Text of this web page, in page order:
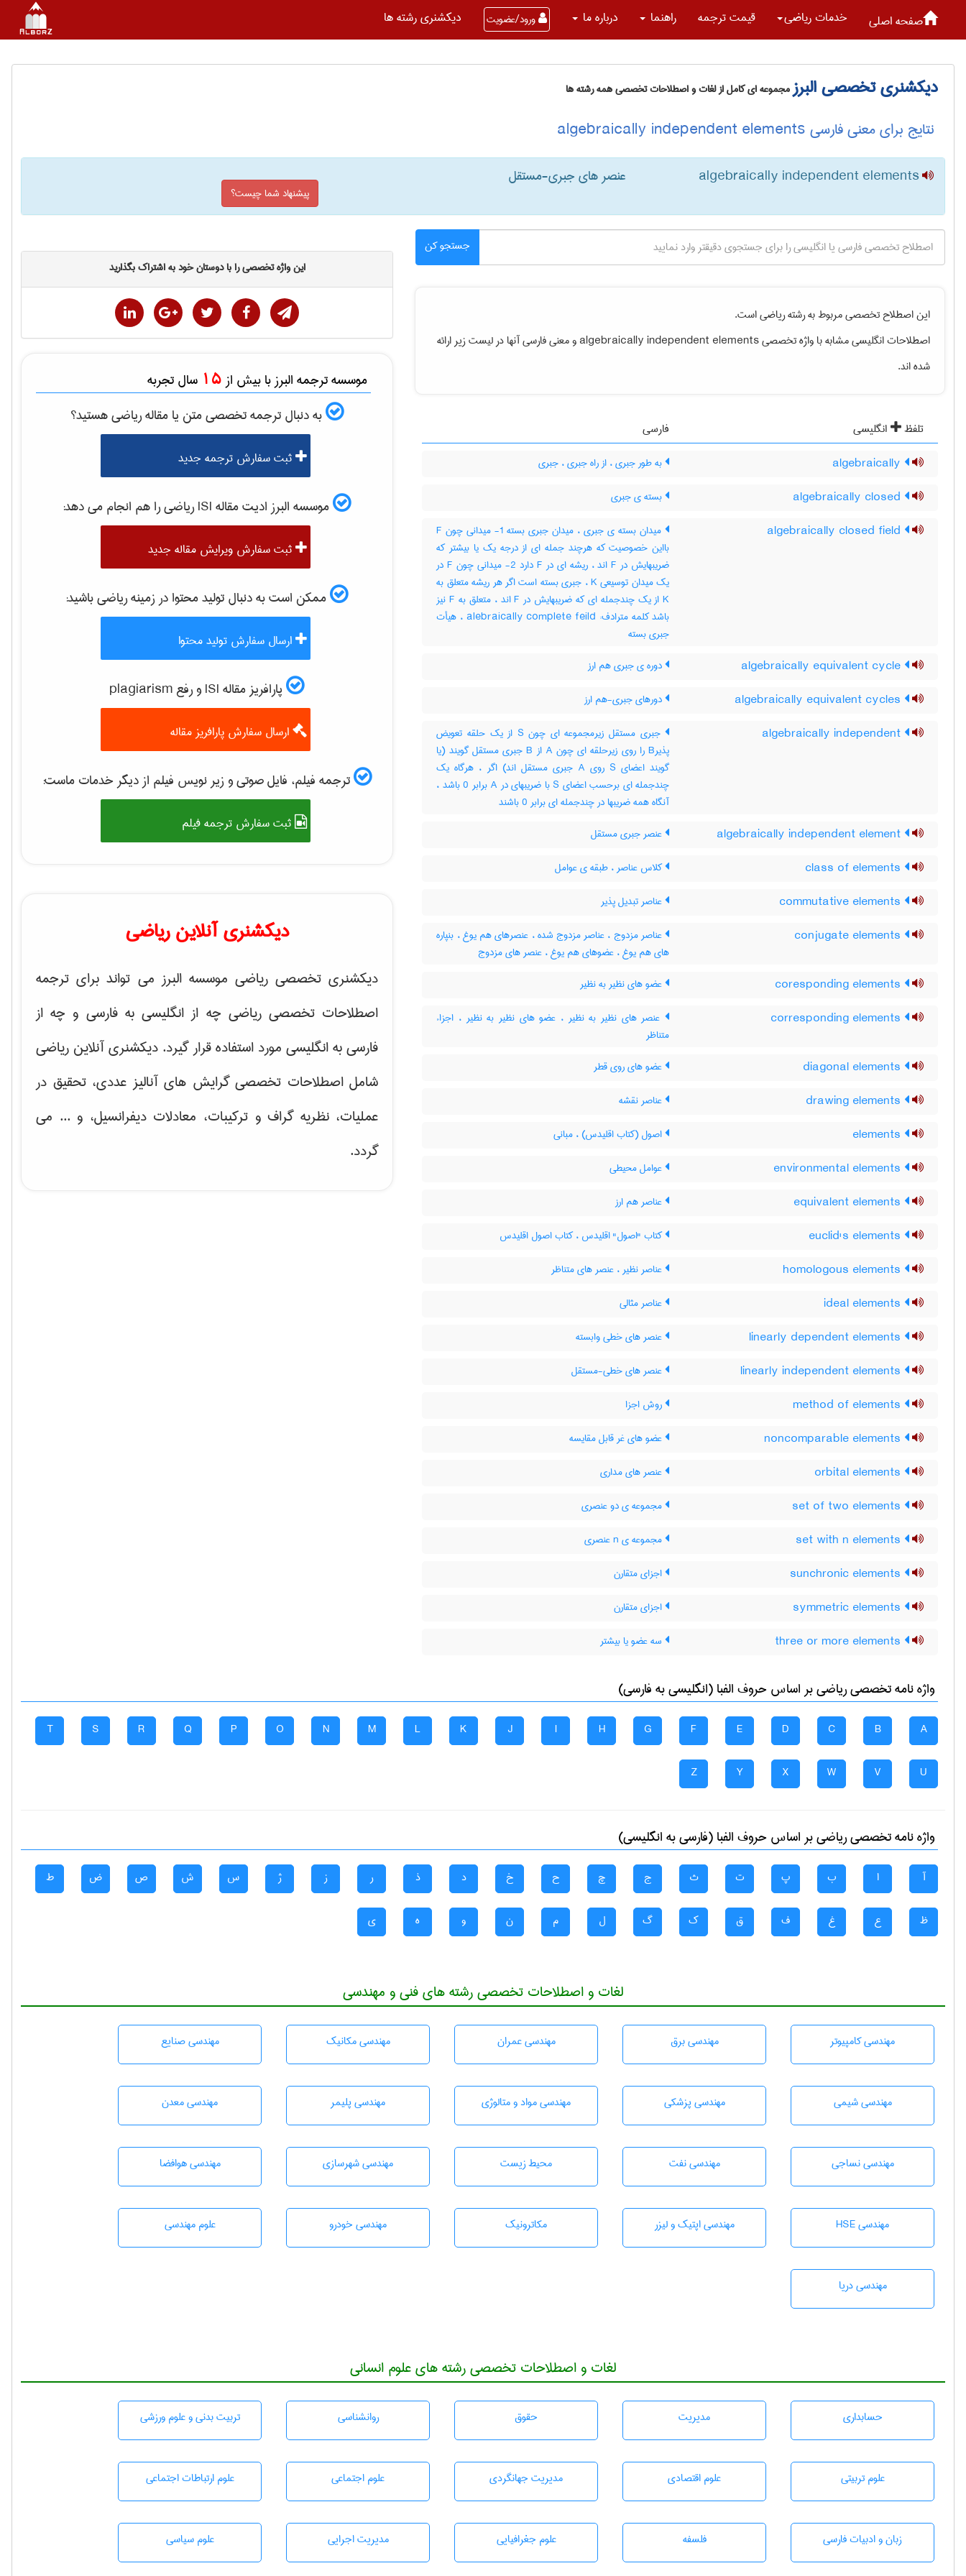
صفحه اصلی خدمات رياضی قیمت ترجمه راهنما درباره ما ورود/عضویت دیکشنری رشته ها
دیکشنری تخصصی البرزمجموعه ای کامل از لغات و اصطلاحات تخصصی همه رشته ها
نتایج برای معنی فارسی algebraically independent elements
algebraically independent elements عنصر های جبری-مستقل
پیشنهاد شما چیست؟
جستجو کن
این اصطلاح تخصصی مربوط به رشتهرياضیاست.
اصطلاحات انگلیسی مشابه با واژه تخصصیalgebraically independent elementsو معنی فارسی آنها در لیست زیر ارائه
شده اند.
تلفظ انگلیسی
فارسی
به طور جبری ، از راه جبری ، جبری
بسته ی جبری
میدان بسته ی جبری ، میدان جبری بسته 1- میدانی چون F
بااین خصوصیت که هرچند جمله ای از درجه یک یا بیشتر که
ضریبهایش در F اند ، ریشه ای در F دارد 2- میدانی چون F در
یک میدان توسیعی K ، جبری بسته است اگر هر ریشه متعلق به
K از یک چندجمله ای که ضریبهایش در F اند ، متعلق به F نیز
باشد کلمه مترادف: alebraically complete feild ، هیأت
جبری بسته
دوره ی جبری هم ارز
دورهای جبری-هم ارز
جبری مستقل زیرمجموعه ای چون S از یک حلقه تعویض
پذیرB را روی زیرحلقه ای چون A از B جبری مستقل گویند (یا
گویند اعضای S روی A جبری مستقل اند) اگر ، هرگاه یک
چندجمله ای برحسب اعضای S با ضریبهای در A برابر 0 باشد ،
آنگاه همه ضریبها در چندجمله ای برابر 0 باشند
عنصر جبری مستقل
کلاس عناصر ، طبقه ی عوامل
عناصر تبدیل پذیر
عناصر مزدوج ، عناصر مزدوج شده ، عنصرهای هم یوغ ، بنپاره
های هم یوغ ، عضوهای هم یوغ ، عنصر های مزدوج
عضو های نظیر به نظیر
عنصر های نظیر به نظیر ، عضو های نظیر به نظیر ، اجزاء
متناظر
عضو های روی قطر
عناصر نقشه
اصول (کتاب اقلیدس) ، مبانی
عوامل محیطی
عناصر هم ارز
کتاب "اصول" اقلیدس ، کتاب اصول اقلیدس
عناصر نظیر ، عنصر های متناظر
عناصر مثالی
عنصر های خطی وابسته
عنصر های خطی-مستقل
روش اجزا
عضو های غر قابل مقایسه
عنصر های مداری
مجموعه ی دو عنصری
مجموعه ی n عنصری
اجزای متقارن
اجزای متقارن
سه عضو یا بیشتر
این واژه تخصصی را با دوستان خود به اشتراک بگذارید
موسسه ترجمه البرز با بیش از 15 سال تجربه
به دنبال ترجمه تخصصی متن یا مقالهرياضیهستید؟
ثبت سفارش ترجمه جدید
موسسه البرز ادیت مقاله ISI رياضیرا هم انجام می دهد:
ثبت سفارش ویرایش مقاله جدید
ممکن است به دنبال تولید محتوا در زمینهرياضیباشید:
ارسال سفارش تولید محتوا
پارافریز مقاله ISI و رفع plagiarism
ارسال سفارش پارافریز مقاله
ترجمه فیلم، فایل صوتی و زیر نویس فیلم از دیگر خدمات ماست:
ثبت سفارش ترجمه فیلم
دیکشنری آنلاین ریاضی
دیکشنری تخصصی ریاضی موسسه البرز می تواند برای ترجمه
اصطلاحات تخصصی ریاضی چه از انگلیسی به فارسی و چه از
فارسی به انگلیسی مورد استفاده قرار گیرد. دیکشنری آنلاین ریاضی
شامل اصطلاحات تخصصی گرایش هایآنالیز عددی، تحقیق در
عملیات، نظریه گراف و تركیبات، معادلات دیفرانسیل، و ... می
گردد.
واژه نامه تخصصیرياضیبر اساس حروف الفبا (انگلیسی به فارسی)
A
B
C
D
E
F
G
H
I
J
K
L
M
N
O
P
Q
R
S
T
U
V
W
X
Y
Z
واژه نامه تخصصیرياضیبر اساس حروف الفبا (فارسی به انگلیسی)
آ ا ب پ ت ث ج چ ح خ د ذ ر ز ژ س ش ص ض ط
ظ ع غ ف ق ک گ ل م ن و ه ی
لغات و اصطلاحات تخصصی رشته های فنی و مهندسی
مهندسی كامپيوتر مهندسی برق مهندسی عمران مهندسی مکانیک مهندسی صنايع
مهندسي شيمی مهندسی پزشکی مهندسی مواد و متالوژی مهندسی پليمر مهندسی معدن
مهندسي نساجی مهندسی نفت محيط زيست مهندسی شهرسازی مهندسی هوافضا
مهندسی HSE مهندسی اپتیک و لیزر مکاترونیک مهندسی خودرو علوم مهندسی
مهندسی دریا
لغات و اصطلاحات تخصصی رشته های علوم انسانی
حسابداری مديريت حقوق روانشناسی تربيت بدنی و علوم ورزشی
علوم تربيتی علوم اقتصادی مديريت جهانگردی علوم اجتماعی علوم ارتباطات اجتماعی
زبان و ادبيات فارسی فلسفه علوم جغرافيايی مديريت اجرايی علوم سياسی